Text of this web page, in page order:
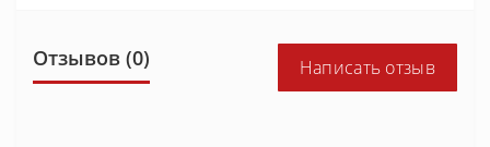
Отзывов (0) Написать отзыв